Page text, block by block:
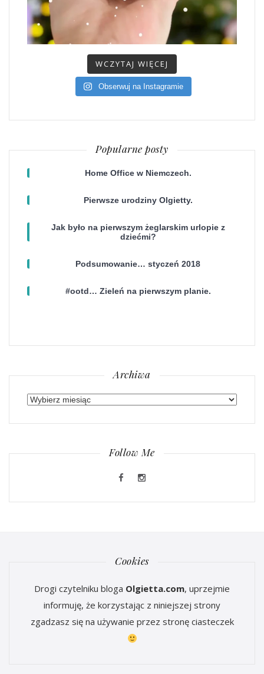
WCZYTAJ WIĘCEJ
Obserwuj na Instagramie
Popularne posty
Home Office w Niemczech.
Pierwsze urodziny Olgietty.
Jak było na pierwszym żeglarskim urlopie z
dziećmi?
Podsumowanie… styczeń 2018
#ootd… Zieleń na pierwszym planie.
Archiwa
Archiwa
Follow Me
Cookies
Drogi czytelniku bloga Olgietta.com, uprzejmie
informuję, że korzystając z niniejszej strony
zgadzasz się na używanie przez stronę ciasteczek